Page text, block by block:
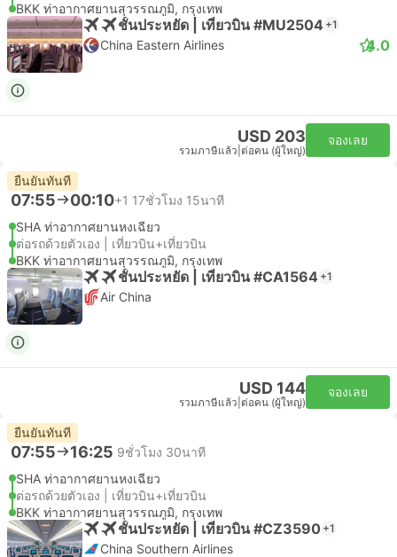
BKK ท่าอากาศยานสุวรรณภูมิ, กรุงเทพ
ชั้นประหยัด | เที่ยวบิน #MU2504 +1
China Eastern Airlines 4.0
USD 203
รวมภาษีแล้ว ต่อคน (ผู้ใหญ่)
จองเลย
ยืนยันทันที
07:55 00:10+1 17ชั่วโมง 15นาที
SHA ท่าอากาศยานหงเฉียว
ต่อรถด้วยตัวเอง | เที่ยวบิน+เที่ยวบิน
BKK ท่าอากาศยานสุวรรณภูมิ, กรุงเทพ
ชั้นประหยัด | เที่ยวบิน #CA1564 +1
Air China
USD 144
รวมภาษีแล้ว ต่อคน (ผู้ใหญ่)
จองเลย
ยืนยันทันที
07:55 16:25 9ชั่วโมง 30นาที
SHA ท่าอากาศยานหงเฉียว
ต่อรถด้วยตัวเอง | เที่ยวบิน+เที่ยวบิน
BKK ท่าอากาศยานสุวรรณภูมิ, กรุงเทพ
ชั้นประหยัด | เที่ยวบิน #CZ3590 +1
China Southern Airlines